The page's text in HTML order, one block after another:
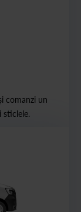
comanzi un
sticlele.